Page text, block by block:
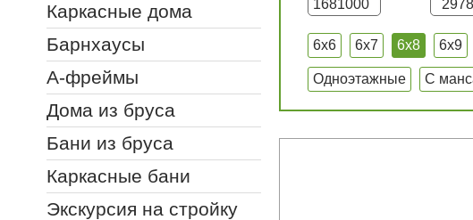
6x6 6x7 6x8 6x9
Одноэтажные С
Каркасные дома
Барнхаусы
А-фреймы
Дома из бруса
Бани из бруса
Каркасные бани
Экскурсия на стройку